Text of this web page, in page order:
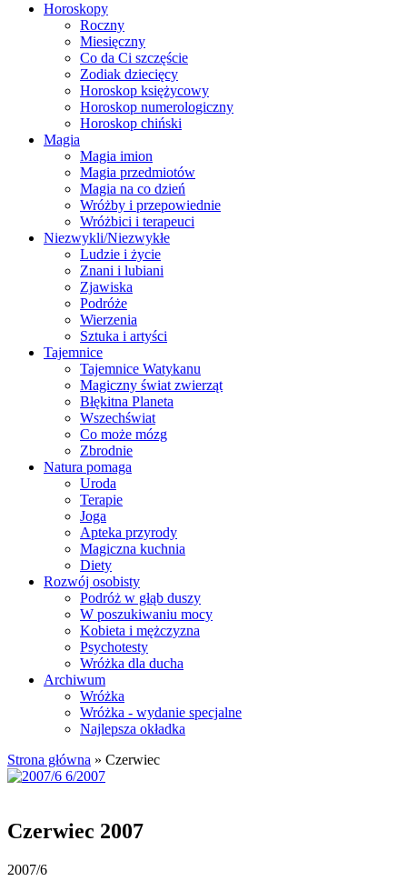
Horoskopy
Roczny
Miesięczny
Co da Ci szczęście
Zodiak dziecięcy
Horoskop księżycowy
Horoskop numerologiczny
Horoskop chiński
Magia
Magia imion
Magia przedmiotów
Magia na co dzień
Wróżby i przepowiednie
Wróżbici i terapeuci
Niezwykli/Niezwykłe
Ludzie i życie
Znani i lubiani
Zjawiska
Podróże
Wierzenia
Sztuka i artyści
Tajemnice
Tajemnice Watykanu
Magiczny świat zwierząt
Błękitna Planeta
Wszechświat
Co może mózg
Zbrodnie
Natura pomaga
Uroda
Terapie
Joga
Apteka przyrody
Magiczna kuchnia
Diety
Rozwój osobisty
Podróż w głąb duszy
W poszukiwaniu mocy
Kobieta i mężczyzna
Psychotesty
Wróżka dla ducha
Archiwum
Wróżka
Wróżka - wydanie specjalne
Najlepsza okładka
Strona główna » Czerwiec
Czerwiec 2007
2007/6